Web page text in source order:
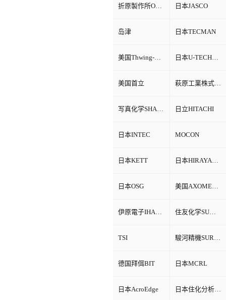
折原製作所ORIHARA 日本JASCO
岛津 日本TECMAN
美国Thwing-Albert 日本U-TECHNOLOGY
美国首立 萩原工業株式会社HAGIHARA
写真化学SHASHIN KAGAKU 日立HITACHI
日本INTEC MOCON
日本KETT 日本HIRAYAMA
日本OSG 美国AXOMETRICS
伊原電子IHARA 住友化学SUMITOMO
TSI 駿河精機SURUGA SEIKI
德国拜佴BIT 日本MCRL
日本AcroEdge 日本住化分析SCAS